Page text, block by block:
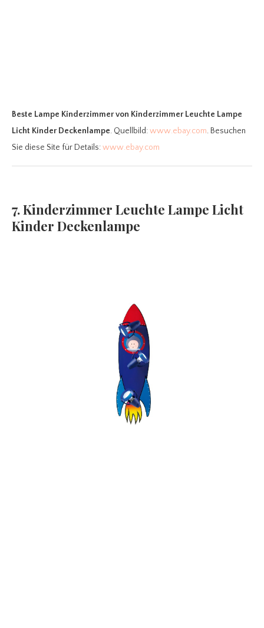
Beste Lampe Kinderzimmervon Kinderzimmer Leuchte Lampe
Licht Kinder Deckenlampe. Quellbild:www.ebay.com. Besuchen
Sie diese Site für Details:www.ebay.com
7. Kinderzimmer Leuchte Lampe Licht
Kinder Deckenlampe